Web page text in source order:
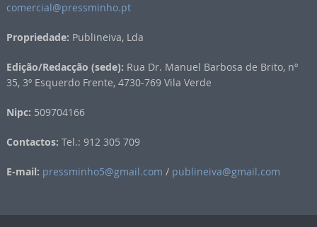
comercial@pressminho.pt
Propriedade: Publineiva, Lda
Edição/Redacção (sede): Rua Dr. Manuel Barbosa de Brito, nº
35, 3º Esquerdo Frente, 4730-769 Vila Verde
Nipc: 509704166
Contactos: Tel.: 912 305 709
E-mail: pressminho5@gmail.com / publineiva@gmail.com